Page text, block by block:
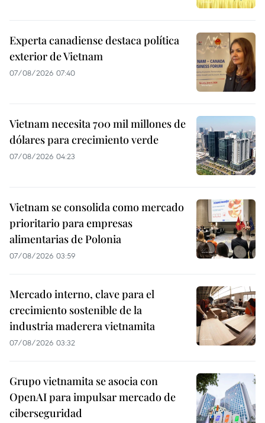
Experta canadiense destaca política
exterior de Vietnam
07/08/2026 07:40
Vietnam necesita 700 mil millones de
dólares para crecimiento verde
07/08/2026 04:23
Vietnam se consolida como mercado
prioritario para empresas
alimentarias de Polonia
07/08/2026 03:59
Mercado interno, clave para el
crecimiento sostenible de la
industria maderera vietnamita
07/08/2026 03:32
Grupo vietnamita se asocia con
OpenAI para impulsar mercado de
ciberseguridad